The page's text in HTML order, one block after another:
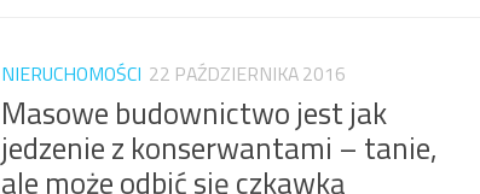
NIERUCHOMOŚCI 22 PAŹDZIERNIKA 2016
Masowe budownictwo jest jak
jedzenie z konserwantami – tanie,
ale może odbić się czkawką